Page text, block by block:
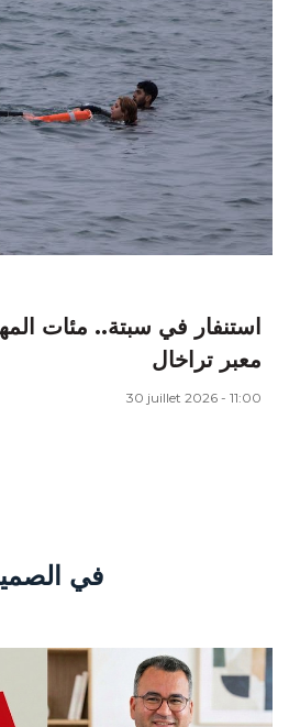
استنفار في سبتة.. مئات
معبر تراخال
30 juillet 2026 - 11:00
في